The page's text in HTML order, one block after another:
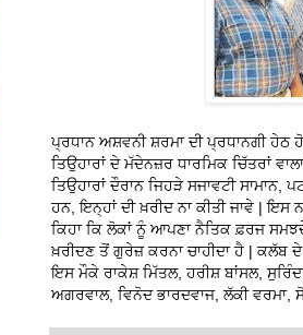
ਪ੍ਰਧਾਨ ਅਸ਼ਵਨੀ ਸ਼ਰਮਾ ਦੀ ਪ੍ਰਧਾਨਗੀ
ਤਿਉਹਾਰਾਂ ਦੇ ਮੱਦੇਨਜ਼ਰ ਧਾਰਮਿਕ ਚਿੱਤਰਾਂ
ਤਿਉਹਾਰਾਂ ਦੌਰਾਨ ਜਿਹੜੇ ਸਜਾਵਟੀ
ਹਨ, ਇਨ੍ਹਾਂ ਦੀ ਖ਼ਰੀਦ ਨਾ ਕੀਤੀ ਜਾਵੇ |
ਕਿਹਾ ਕਿ ਲੋਕਾਂ ਨੂੰ ਆਪਣਾ ਨੈਤਿਕ ਫ਼ਰਜ
ਖ਼ਰੀਦਣ ਤੋਂ ਗੁਰੇਜ਼ ਕਰਨਾ ਚਾਹੀਦਾ ਹੈ | ਕਲੱਬ
ਇਸ ਮੌਕੇ ਰਾਕੇਸ਼ ਮਿੱਤਲ, ਹਰੀਸ਼ ਬਾਂਸਲ,
ਅਗਰਵਾਲ, ਵਿਨੋਦ ਭਾਰਦਵਾਜ, ਲੱਕੀ ਵਰਮਾ,